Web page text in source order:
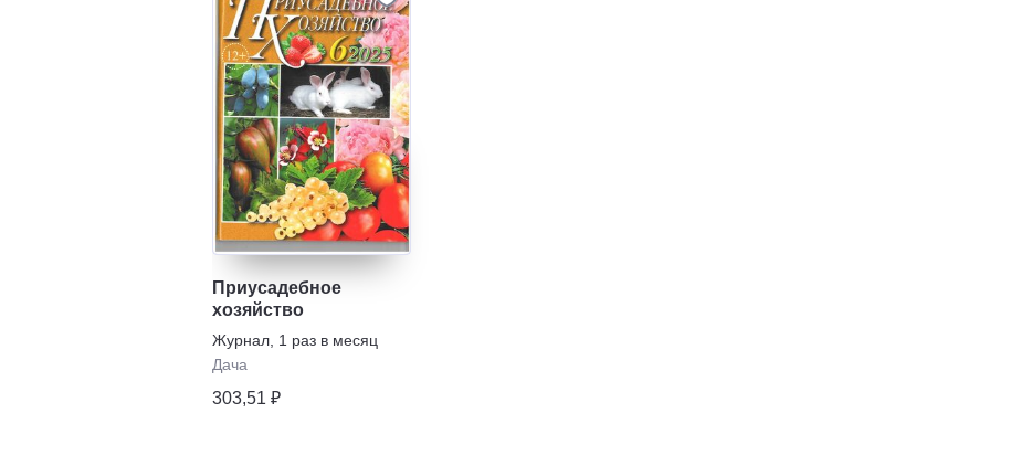
Приусадебное
хозяйство
Журнал 1 раз в месяц
Дача
303,51 ₽